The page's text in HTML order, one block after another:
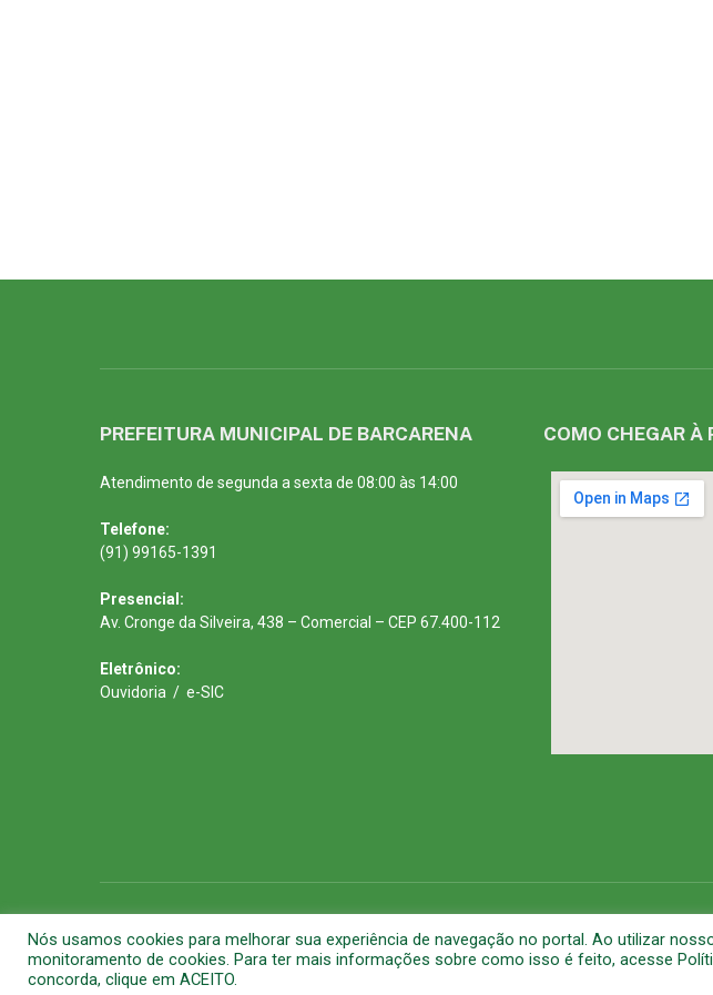
PREFEITURA MUNICIPAL DE BARCARENA
Atendimento de segunda a sexta de 08:00 às 14:00
Telefone:
(91) 99165-1391
Presencial:
Av. Cronge da Silveira, 438 – Comercial – CEP 67.400-112
Eletrônico:
Ouvidoria / e-SIC
COMO CHEGAR À
Nós usamos cookies para melhorar sua experiência de navegação no portal. Ao utilizar
monitoramento de cookies. Para ter mais informações sobre como isso é feito, acesse
concorda, clique em ACEITO.